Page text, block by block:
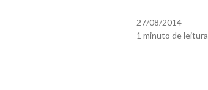
27/08/2014
1 minuto de leitura